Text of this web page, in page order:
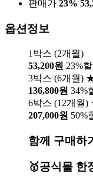
판매가 23%
옵션정보
1박스 (2개월)
53,200원 23%
3박스 (6개월)
136,800원 34%
6박스 (12개월
207,000원 50%
함께 구매하
🥇공식몰 한